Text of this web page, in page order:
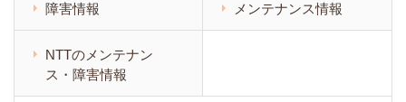
障害情報 メンテナンス情報
NTTのメンテナン
ス・障害情報